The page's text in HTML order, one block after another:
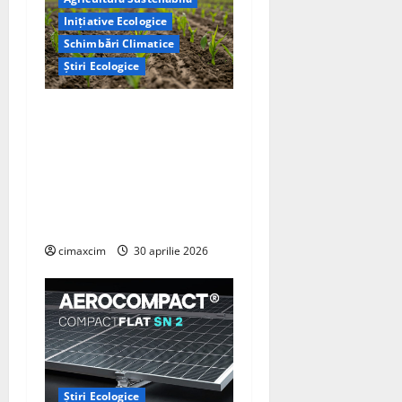
Inițiative Ecologice
Schimbări Climatice
Știri Ecologice
cimaxcim 30 aprilie 2026
Știri Ecologice